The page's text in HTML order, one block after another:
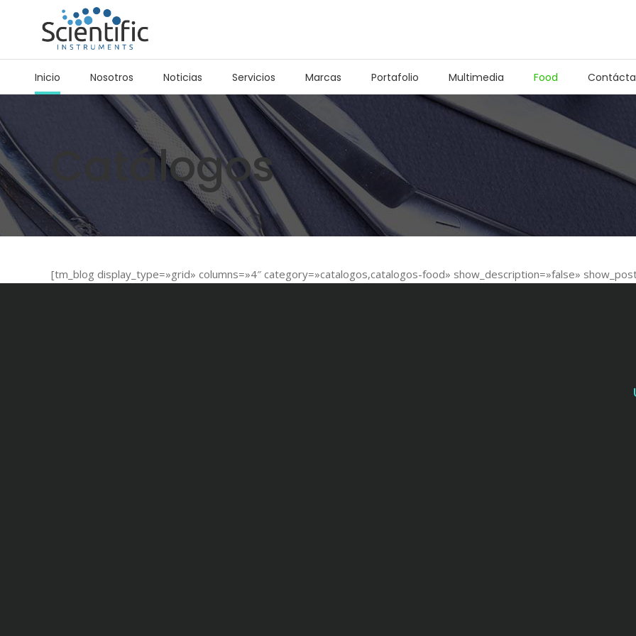
Inicio Nosotros Noticias Servicios Marcas Portafolio Multimedia Food
Catálogos
[tm_blog display_type=»grid» columns=»4″ category=»catalogos,catalogos-food» show_description=»false»